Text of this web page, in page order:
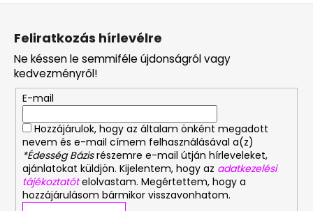
Feliratkozás hírlevélre
Ne késsen le semmiféle újdonságról vagy
kedvezményről!
E-mail
Hozzájárulok, hogy az általam önként megadott
nevem és e-mail címem felhasználásával a(z)
*Édesség Bázisrészemre e-mail útján hírleveleket,
ajánlatokat küldjön. Kijelentem, hogy az adatkezelési
tájékoztatót elolvastam. Megértettem, hogy a
hozzájárulásom bármikor visszavonhatom.